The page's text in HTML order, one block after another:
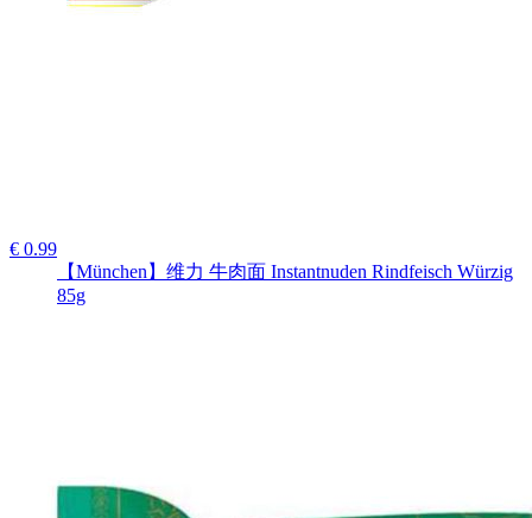
€ 0.99
【München】维力 牛肉面 Instantnuden Rindfeisch Würzig
85g